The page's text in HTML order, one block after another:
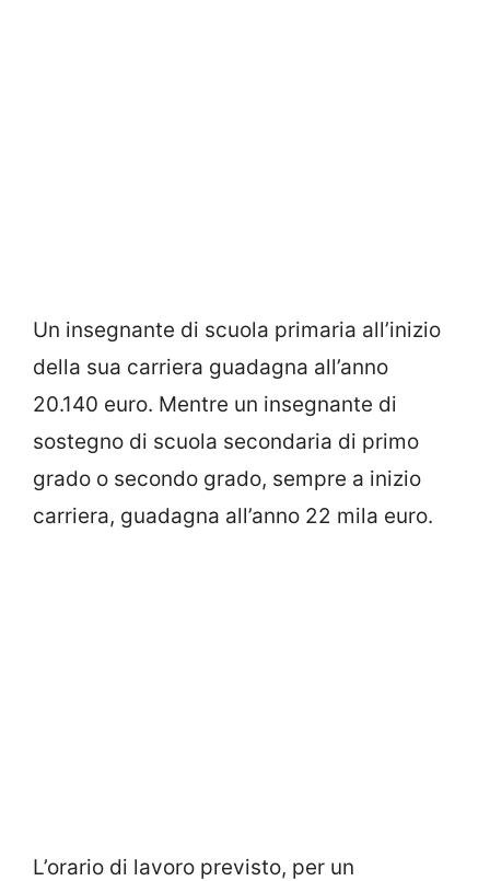
Un insegnante di scuola primaria all’inizio
della sua carriera guadagna all’anno
20.140 euro. Mentre un insegnante di
sostegno di scuola secondaria di primo
grado o secondo grado, sempre a inizio
carriera, guadagna all’anno 22 mila euro.
L’orario di lavoro previsto, per un